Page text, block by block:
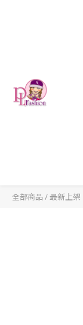
全部商品 /最新上架